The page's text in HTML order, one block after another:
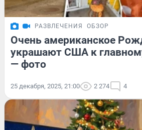
РАЗВЛЕЧЕНИЯ ОБЗОР
Очень американское
украшают США к
— фото
25 декабря, 2025, 21:00 2 274 4